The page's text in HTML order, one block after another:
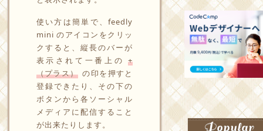
使い方は簡単で、feedly
mini のアイコンをクリッ
クすると、縦長のバーが
表示されて一番上の +
（プラス） の印を押すと
登録できたり、その下の
ボタンから各ソーシャル
メディアに配信すること
が出来たりします。
Popular